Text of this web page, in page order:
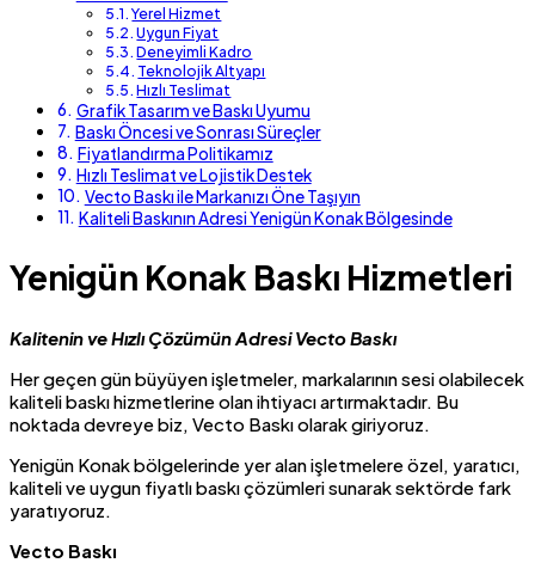
Yerel Hizmet
Uygun Fiyat
Deneyimli Kadro
Teknolojik Altyapı
Hızlı Teslimat
Grafik Tasarım ve Baskı Uyumu
Baskı Öncesi ve Sonrası Süreçler
Fiyatlandırma Politikamız
Hızlı Teslimat ve Lojistik Destek
Vecto Baskı ile Markanızı Öne Taşıyın
Kaliteli Baskının Adresi Yenigün Konak Bölgesinde
Yenigün Konak Baskı Hizmetleri
Kalitenin ve Hızlı Çözümün Adresi Vecto Baskı
Her geçen gün büyüyen işletmeler, markalarının sesi olabilecek
kaliteli baskı hizmetlerine olan ihtiyacı artırmaktadır. Bu
noktada devreye biz, Vecto Baskı olarak giriyoruz.
Yenigün Konak bölgelerinde yer alan işletmelere özel, yaratıcı,
kaliteli ve uygun fiyatlı baskı çözümleri sunarak sektörde fark
yaratıyoruz.
Vecto Baskı